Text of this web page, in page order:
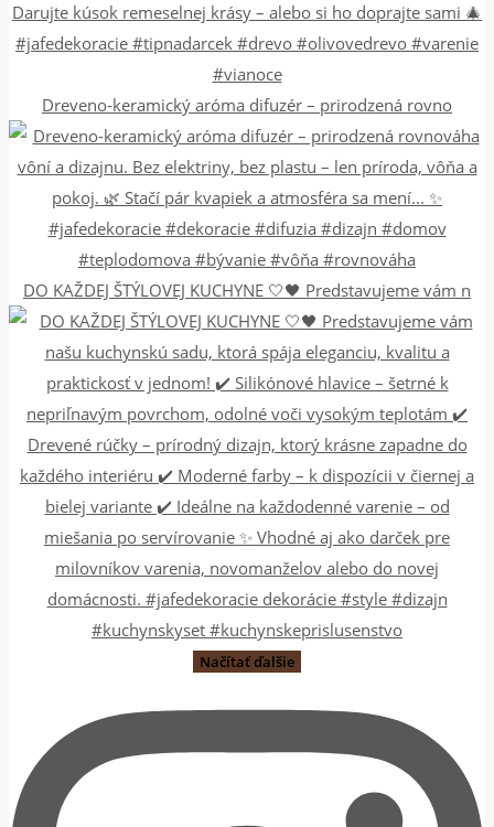
Dreveno-keramický aróma difuzér – prirodzená rovno
DO KAŽDEJ ŠTÝLOVEJ KUCHYNE 🤍🖤 Predstavujeme vám n
Načítať ďalšie